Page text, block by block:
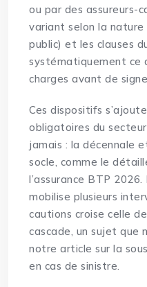
ou par des assureurs-
variant selon la nature
public) et les clauses
systématiquement ce
charges avant de
Ces dispositifs
obligatoires du
jamais : la décennale
socle, comme le
l’assurance BTP 2026.
mobilise plusieurs
cautions croise celle
cascade, un sujet que
notre article surla
en cas de sinistre.